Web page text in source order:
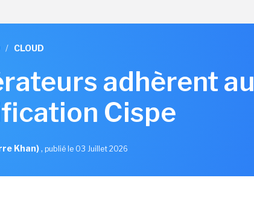
/ CLOUD
adhèrent au
Cispe
Khan), publié le 03 Juillet 2026